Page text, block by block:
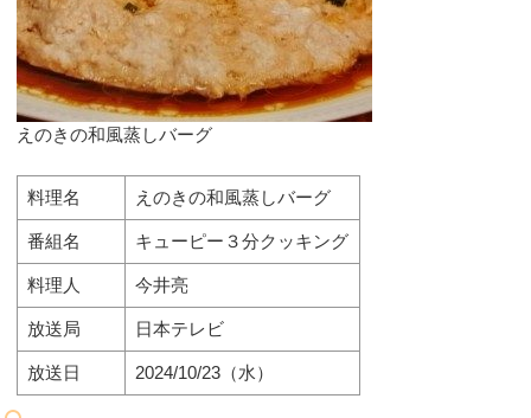
えのきの和風蒸しバーグ
料理名 えのきの和風蒸しバーグ
番組名 キューピー３分クッキング
料理人 今井亮
放送局 日本テレビ
放送日 2024/10/23（水）